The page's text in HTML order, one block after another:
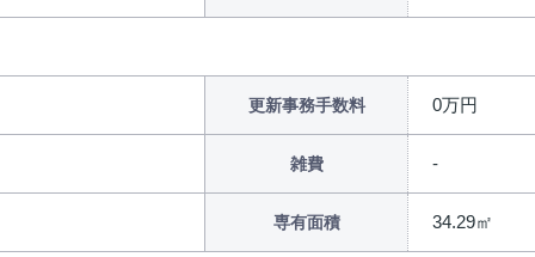
更新事務手数料 0万円
雑費
専有面積 34.29㎡